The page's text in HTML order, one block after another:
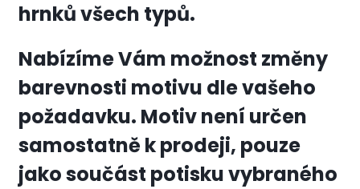
hrnků všech typů.
Nabízíme Vám možnost změny
barevnosti motivu dle vašeho
požadavku. Motiv není určen
samostatně k prodeji, pouze
jako součást potisku vybraného